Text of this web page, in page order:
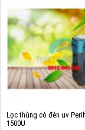
Lọc thùng có đèn uv
1500U